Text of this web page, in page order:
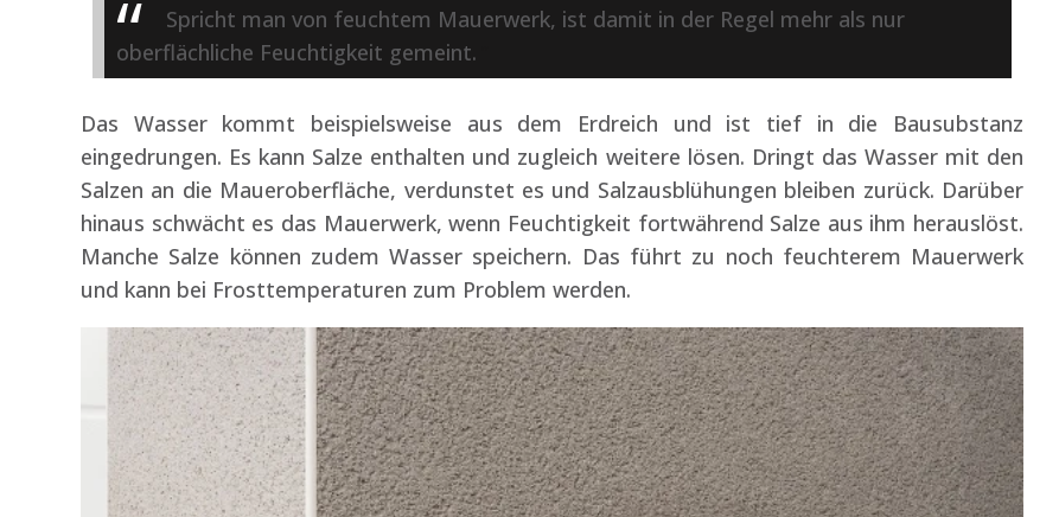
Spricht man von feuchtem Mauerwerk, ist damit in der Regel mehr als nur
oberflächliche Feuchtigkeit gemeint.
Das Wasser kommt beispielsweise aus dem Erdreich und ist tief in die Bausubstanz
eingedrungen. Es kann Salze enthalten und zugleich weitere lösen. Dringt das Wasser mit den
Salzen an die Maueroberfläche, verdunstet es und Salzausblühungen bleiben zurück. Darüber
hinaus schwächt es das Mauerwerk, wenn Feuchtigkeit fortwährend Salze aus ihm herauslöst.
Manche Salze können zudem Wasser speichern. Das führt zu noch feuchterem Mauerwerk
und kann bei Frosttemperaturen zum Problem werden.